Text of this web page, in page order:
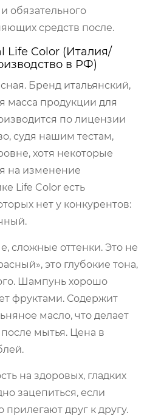
обязательного
средств после.
Life Color (Италия/
в РФ)
Бренд итальянский,
масса продукции для
по лицензии
судя нашим тестам,
хотя некоторые
на изменение
Life Color есть
нет у конкурентов:
сложные оттенки. Это не
это глубокие тона,
Шампунь хорошо
фруктами. Содержит
масло, что делает
мытья. Цена в
на здоровых, гладких
зацепиться, если
друг к другу.